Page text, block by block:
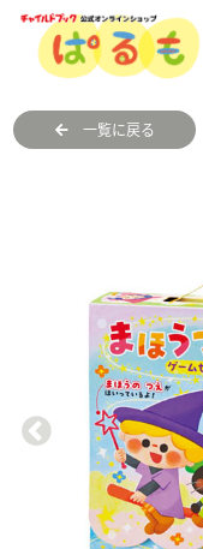
一覧に戻る